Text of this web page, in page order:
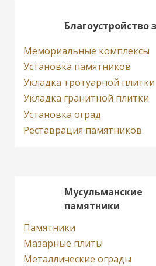
Благоустройство
Мемориальные комплексы
Установка памятников
Укладка тротуарной плитки
Укладка гранитной плитки
Установка оград
Реставрация памятников
Мусульманские
памятники
Памятники
Мазарные плиты
Металлические ограды